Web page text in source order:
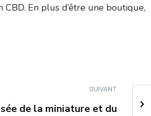
En plus d’être une boutique,
SUIVANT
de la miniature et du